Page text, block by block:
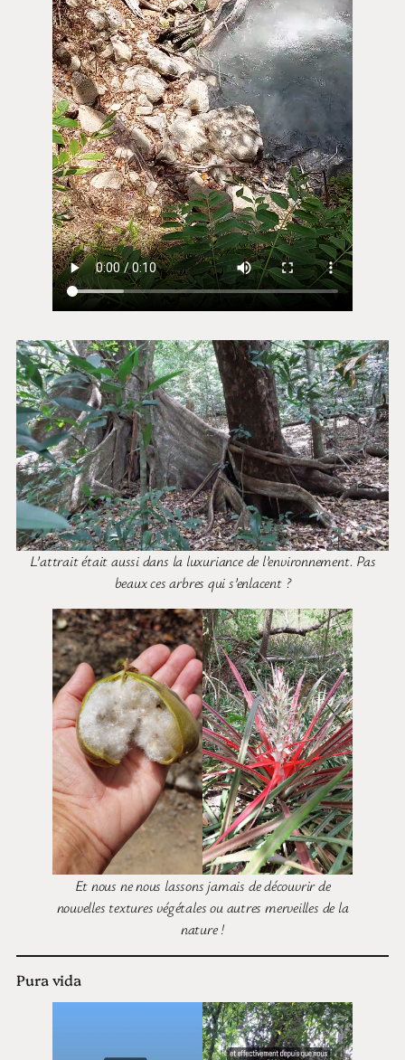
L’attrait était aussi dans la luxuriance de l’environnement. Pas
beaux ces arbres qui s’enlacent ?
Et nous ne nous lassons jamais de découvrir de
nouvelles textures végétales ou autres merveilles de la
nature !
Pura vida